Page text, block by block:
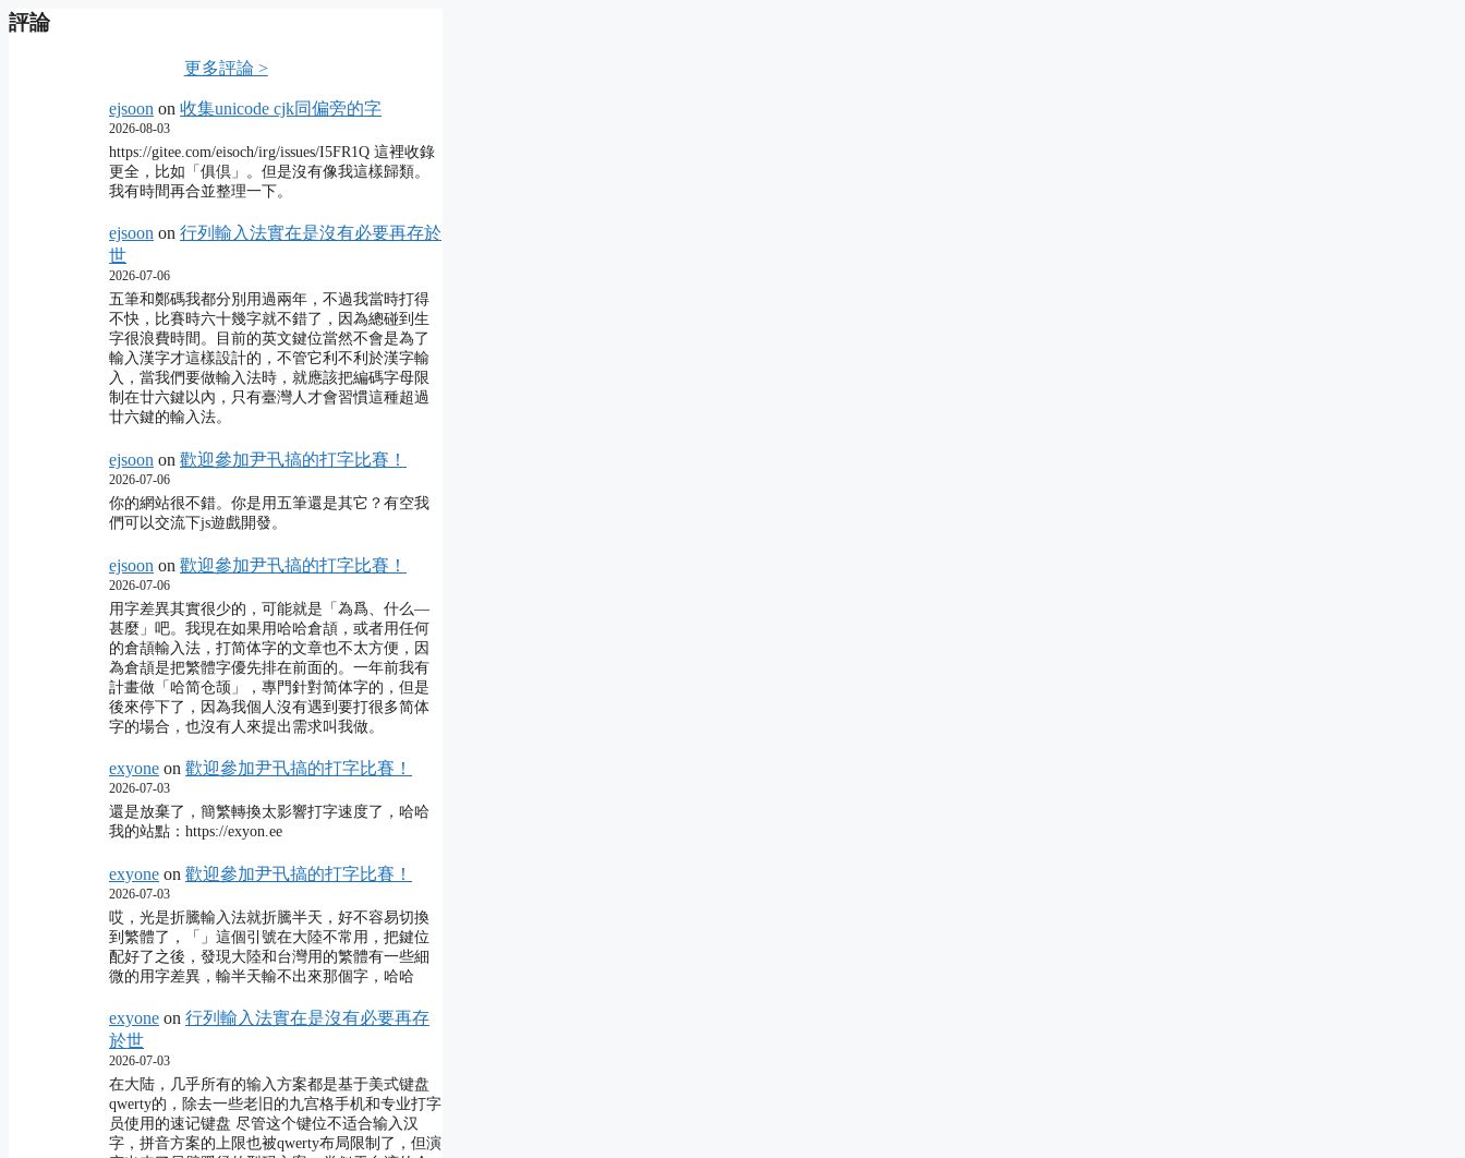
評論
更多評論 >
ejsoon on 收集unicode cjk同偏旁的字
2026-08-03
https://gitee.com/eisoch/irg/issues/I5FR1Q 這裡收錄
更全，比如「俱倶」。但是沒有像我這樣歸類。
我有時間再合並整理一下。
ejsoon on 行列輸入法實在是沒有必要再存於
世
2026-07-06
五筆和鄭碼我都分別用過兩年，不過我當時打得
不快，比賽時六十幾字就不錯了，因為總碰到生
字很浪費時間。目前的英文鍵位當然不會是為了
輸入漢字才這樣設計的，不管它利不利於漢字輸
入，當我們要做輸入法時，就應該把編碼字母限
制在廿六鍵以內，只有臺灣人才會習慣這種超過
廿六鍵的輸入法。
ejsoon on 歡迎參加尹卂搞的打字比賽！
2026-07-06
你的網站很不錯。你是用五筆還是其它？有空我
們可以交流下js遊戲開發。
ejsoon on 歡迎參加尹卂搞的打字比賽！
2026-07-06
用字差異其實很少的，可能就是「為爲、什么―
甚麼」吧。我現在如果用哈哈倉頡，或者用任何
的倉頡輸入法，打简体字的文章也不太方便，因
為倉頡是把繁體字優先排在前面的。一年前我有
計畫做「哈简仓颉」，專門針對简体字的，但是
後來停下了，因為我個人沒有遇到要打很多简体
字的場合，也沒有人來提出需求叫我做。
exyone on 歡迎參加尹卂搞的打字比賽！
2026-07-03
還是放棄了，簡繁轉換太影響打字速度了，哈哈
我的站點：https://exyon.ee
exyone on 歡迎參加尹卂搞的打字比賽！
2026-07-03
哎，光是折騰輸入法就折騰半天，好不容易切換
到繁體了，「」這個引號在大陸不常用，把鍵位
配好了之後，發現大陸和台灣用的繁體有一些細
微的用字差異，輸半天輸不出來那個字，哈哈
exyone on 行列輸入法實在是沒有必要再存
於世
2026-07-03
在大陆，几乎所有的输入方案都是基于美式键盘
qwerty的，除去一些老旧的九宫格手机和专业打字
员使用的速记键盘 尽管这个键位不适合输入汉
字，拼音方案的上限也被qwerty布局限制了，但演